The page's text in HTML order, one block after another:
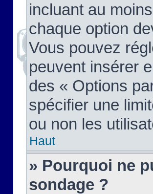
incluant au
chaque option
Vous pouvez
peuvent insérer
des « Options
spécifier une
ou non les
Haut
» Pourquoi ne
sondage ?